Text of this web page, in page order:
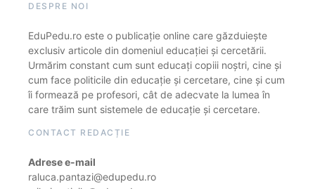
DESPRE NOI
EduPedu.ro este o publicație online care găzduiește
exclusiv articole din domeniul educației și cercetării.
Urmărim constant cum sunt educați copiii noștri, cine și
cum face politicile din educație și cercetare, cine și cum
îi formează pe profesori, cât de adecvate la lumea în
care trăim sunt sistemele de educație și cercetare.
CONTACT REDACȚIE
Adrese e-mail
raluca.pantazi@edupedu.ro